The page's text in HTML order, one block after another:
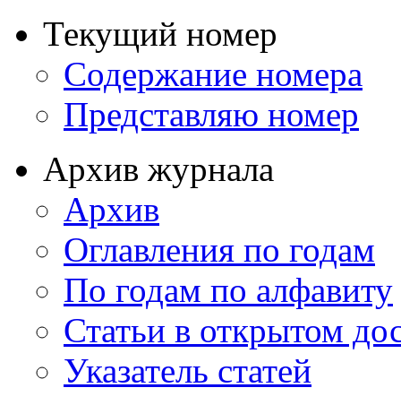
Текущий номер
Содержание номера
Представляю номер
Архив журнала
Архив
Оглавления по годам
По годам по алфавиту
Статьи в открытом
Указатель статей